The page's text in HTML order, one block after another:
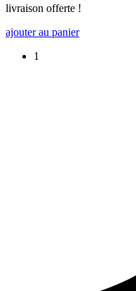
livraison offerte !
ajouter au panier
1